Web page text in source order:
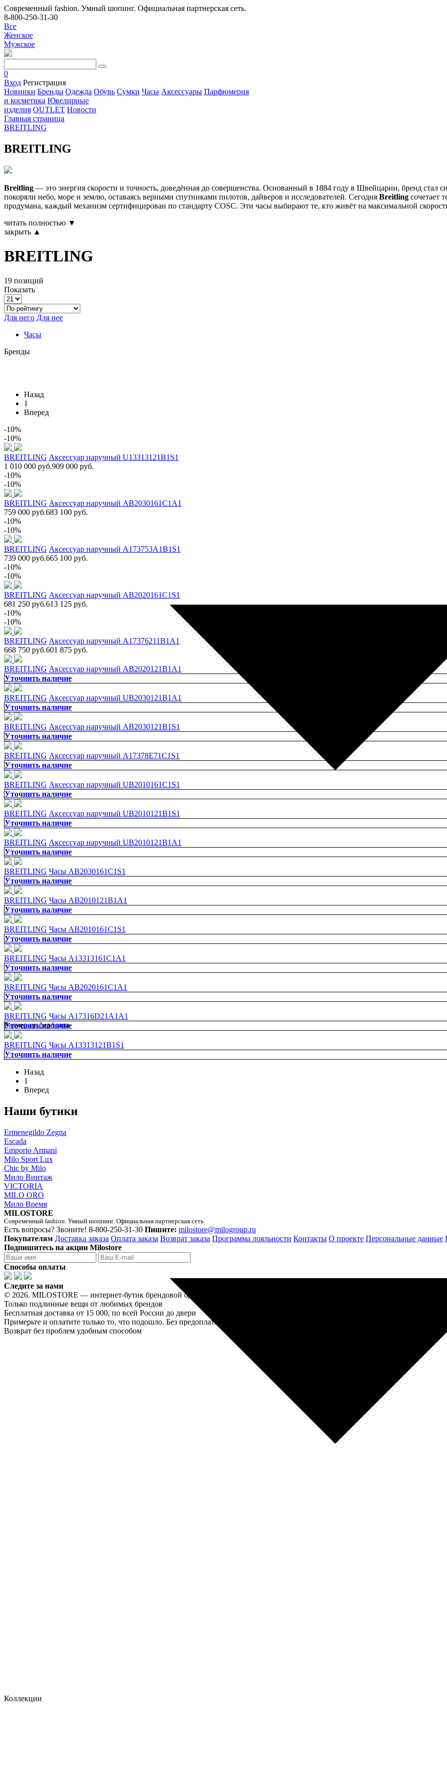
Современный fashion. Умный шопинг. Официальная партнерская сеть.
8-800-250-31-30
Все
Женское
Мужское
0
Вход Регистрация
Новинки Бренды Одежда Обувь Сумки Часы Аксессуары Парфюмерия
и косметика Ювелирные
изделия OUTLET Новости
Главная страница
BREITLING
BREITLING
Breitling — это энергия скорости и точность, доведённая до совершенства. Основанный в 1884 году в Швейцарии, бренд
покоряли небо, море и землю, оставаясь верными спутниками пилотов, дайверов и исследователей. Сегодня Breitling сочетает
продумана, каждый механизм сертифицирован по стандарту COSC. Эти часы выбирают те, кто живёт на максимальной
читать полностью ▼
закрыть ▲
BREITLING
19 позиций
Показать
Для него Для нее
Часы
Бренды
Размер циферблата
Коллекции
Назад
1
Вперед
-10%
-10%
BREITLING Аксессуар наручный U13313121B1S1
1 010 000 руб.909 000 руб.
-10%
-10%
BREITLING Аксессуар наручный AB2030161C1A1
759 000 руб.683 100 руб.
-10%
-10%
BREITLING Аксессуар наручный A173753A1B1S1
739 000 руб.665 100 руб.
-10%
-10%
BREITLING Аксессуар наручный AB2020161C1S1
681 250 руб.613 125 руб.
-10%
-10%
BREITLING Аксессуар наручный A17376211B1A1
668 750 руб.601 875 руб.
BREITLING Аксессуар наручный AB2020121B1A1
Уточнить наличие
BREITLING Аксессуар наручный UB2030121B1A1
Уточнить наличие
BREITLING Аксессуар наручный AB2030121B1S1
Уточнить наличие
BREITLING Аксессуар наручный A17378E71C1S1
Уточнить наличие
BREITLING Аксессуар наручный UB2010161C1S1
Уточнить наличие
BREITLING Аксессуар наручный UB2010121B1S1
Уточнить наличие
BREITLING Аксессуар наручный UB2010121B1A1
Уточнить наличие
BREITLING Часы AB2030161C1S1
Уточнить наличие
BREITLING Часы AB2010121B1A1
Уточнить наличие
BREITLING Часы AB2010161C1S1
Уточнить наличие
BREITLING Часы A13313161C1A1
Уточнить наличие
BREITLING Часы AB2020161C1A1
Уточнить наличие
BREITLING Часы A17316D21A1A1
Уточнить наличие
BREITLING Часы A13313121B1S1
Уточнить наличие
Назад
1
Вперед
Наши бутики
Ermenegildo Zegna
Escada
Emporio Armani
Milo Sport Lux
Chic by Milo
Мило Винтаж
VICTORIA
MILO ORO
Мило Время
MILOSTORE
Современный fashion. Умный шоппинг. Официальная партнерская сеть.
Есть вопросы? Звоните! 8-800-250-31-30 Пишите: milostore@milogroup.ru
Покупателям Доставка заказа Оплата заказа Возврат заказа Программа лояльности Контакты О проекте Персональные данные
Подпишитесь на акции Milostore
Способы оплаты
Следите за нами
© 2026. MILOSTORE — интернет-бутик брендовой одежды люкс и премиум
Только подлинные вещи от любимых брендов
Бесплатная доставка от 15 000, по всей России до двери
Примерьте и оплатите только то, что подошло. Без предоплаты
Возврат без проблем удобным способом